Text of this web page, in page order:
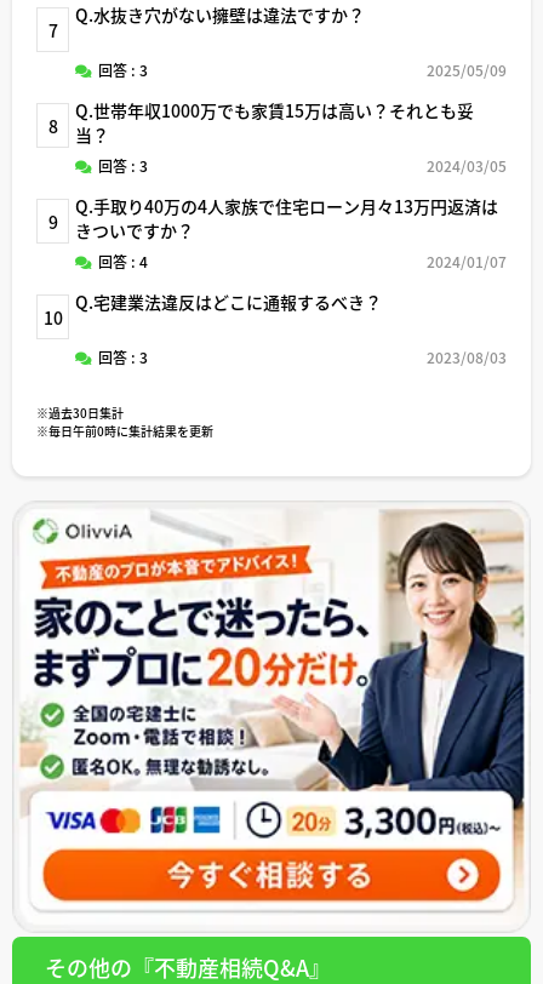
7
Q.水抜き穴がない擁壁は違法ですか？
回答 : 3 2025/05/09
8
Q.世帯年収1000万でも家賃15万は高い？それとも妥
当？
回答 : 3 2024/03/05
9
Q.手取り40万の4人家族で住宅ローン月々13万円返済は
きついですか？
回答 : 4 2024/01/07
10
Q.宅建業法違反はどこに通報するべき？
回答 : 3 2023/08/03
※過去30日集計
※毎日午前0時に集計結果を更新
その他の『不動産相続Q&A』